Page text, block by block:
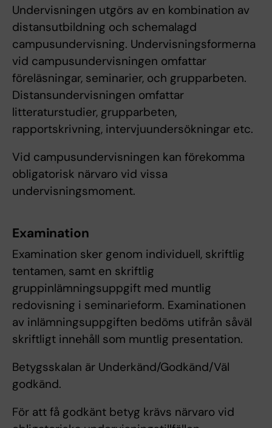
Undervisningen utgörs av en kombination av
distansutbildning och schemalagd
campusundervisning. Undervisningsformerna
vid campusundervisningen omfattar
föreläsningar, seminarier, och grupparbeten.
Distansundervisningen omfattar
litteraturstudier, grupparbeten,
rapportskrivning, intervjuundersökningar etc.
Vid campusundervisningen kan förekomma
obligatorisk närvaro vid vissa
undervisningsmoment.
Examination
Examination sker genom individuell, skriftlig
tentamen, samt en skriftlig
gruppinlämningsuppgift med muntlig
redovisning i seminarieform. Examinationen
av inlämningsuppgiften bedöms utifrån såväl
skriftligt innehåll som muntlig presentation.
Betygsskalan är Underkänd/Godkänd/Väl
godkänd.
För att få godkänt betyg krävs närvaro vid